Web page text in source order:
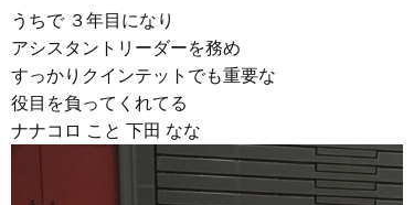
うちで ３年目になり
アシスタントリーダーを務め
すっかりクインテットでも重要な
役目を負ってくれてる
ナナコロ こと 下田 なな